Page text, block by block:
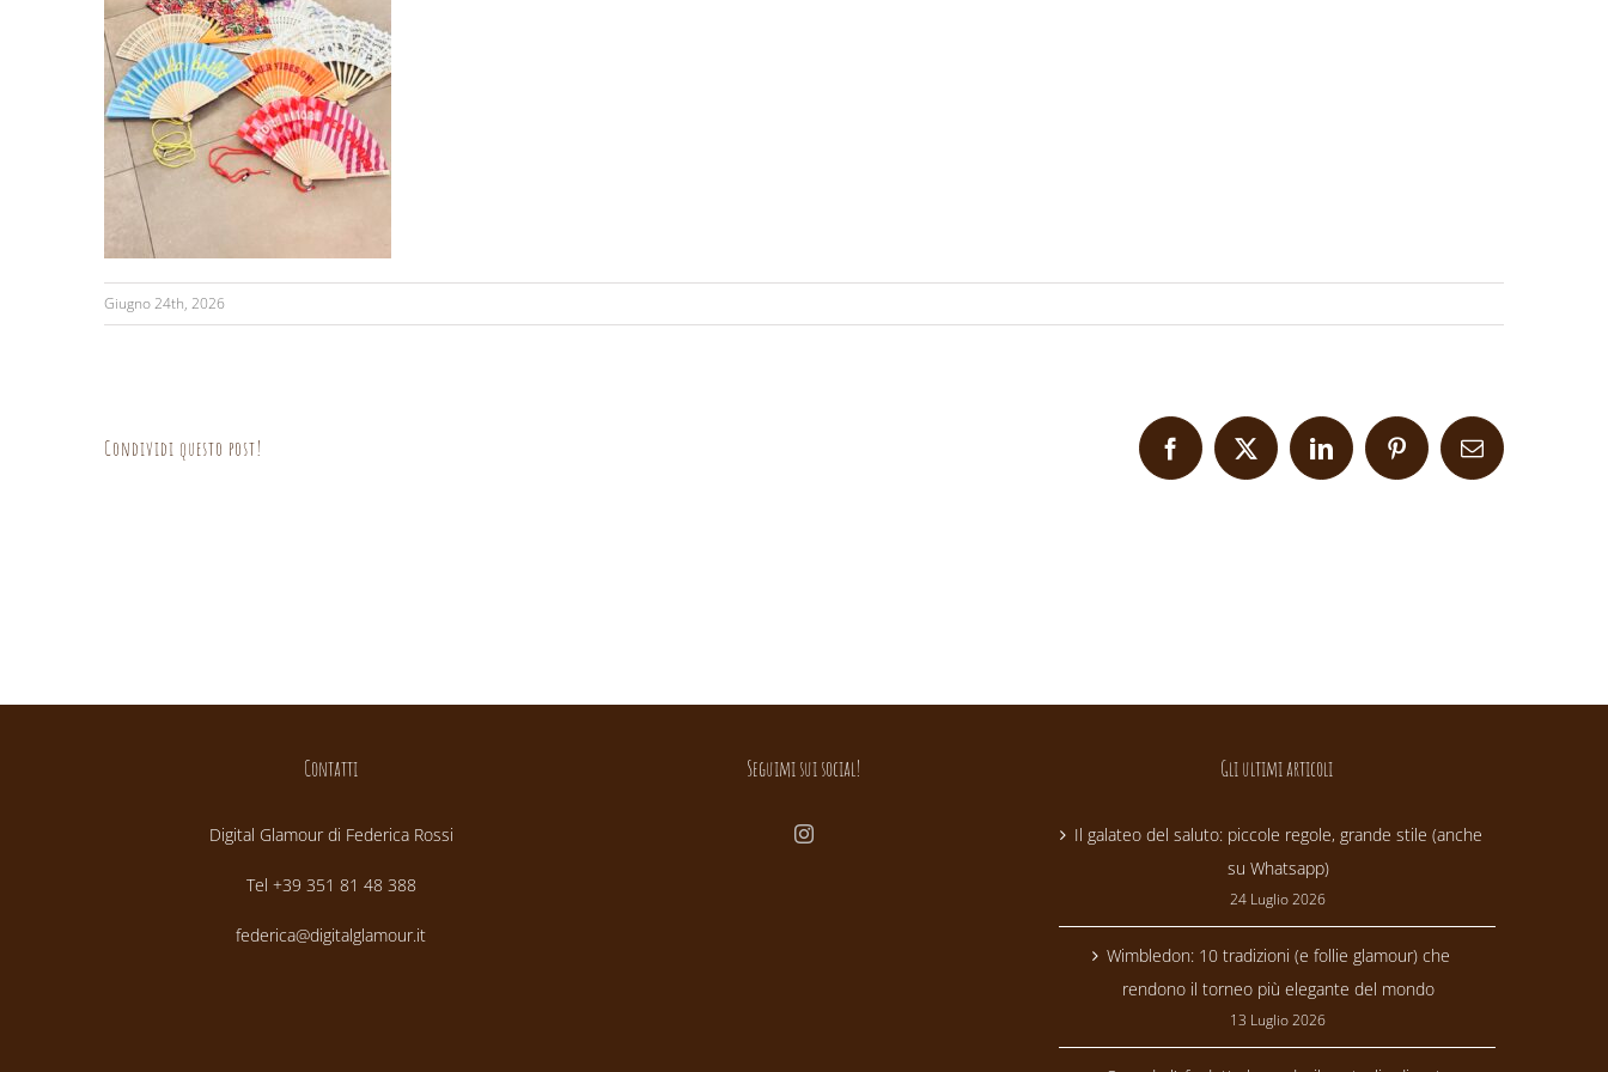
Giugno 24th, 2026
Condividi questo post! Facebook
X LinkedInPinterestEmail
Contatti
Digital Glamour di Federica Rossi
Tel +39 351 81 48 388
federica@digitalglamour.it
Seguimi sui social! Gli ultimi articoli
Il galateo del saluto: piccole regole, grande stile (anche
su Whatsapp)
24 Luglio 2026
Wimbledon: 10 tradizioni (e follie glamour) che
rendono il torneo più elegante del mondo
13 Luglio 2026